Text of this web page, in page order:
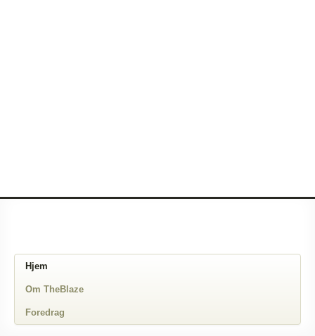
Hjem
Om TheBlaze
Foredrag